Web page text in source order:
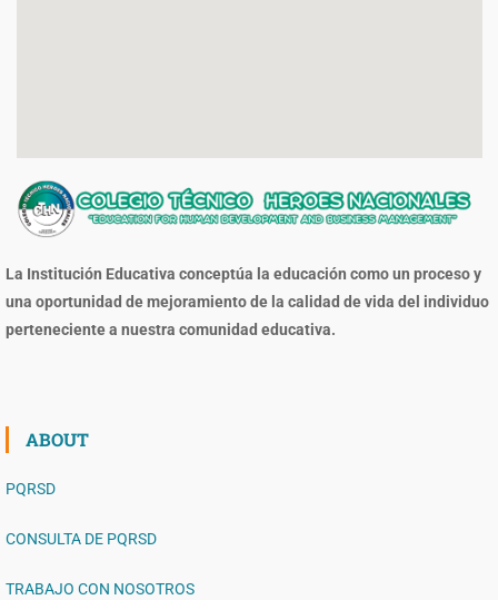
La Institución Educativa conceptúa la educación como un proceso y
una oportunidad de mejoramiento de la calidad de vida del individuo
perteneciente a nuestra comunidad educativa.
ABOUT
PQRSD
CONSULTA DE PQRSD
TRABAJO CON NOSOTROS